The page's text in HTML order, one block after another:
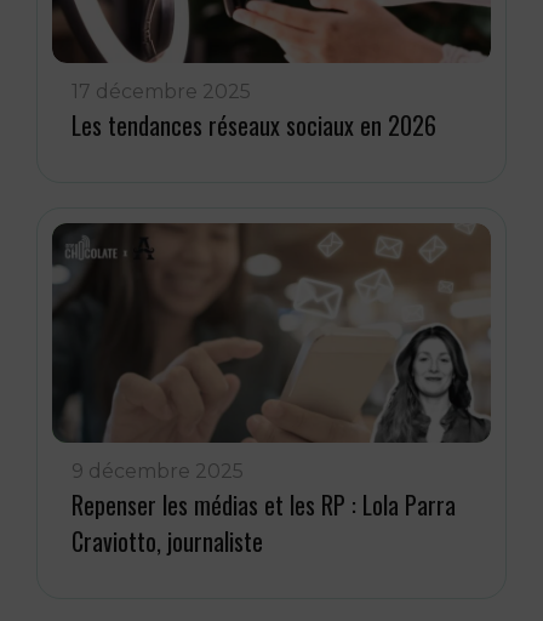
17 décembre 2025
Les tendances réseaux sociaux en 2026
9 décembre 2025
Repenser les médias et les RP : Lola Parra
Craviotto, journaliste